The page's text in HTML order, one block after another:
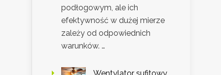
podłogowym, ale ich
efektywność w dużej mierze
zależy od odpowiednich
warunków. …
Wentylator sufitowy